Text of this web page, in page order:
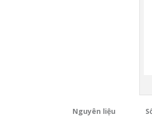
Nguyên liệu